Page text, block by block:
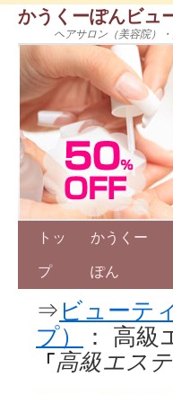
かうくーぽんビュ
ヘアサロン（美容院）
トッ
プ
かうくー
ぽん
⇒ ビューテ
プ）
： 高級
「 高級エステ